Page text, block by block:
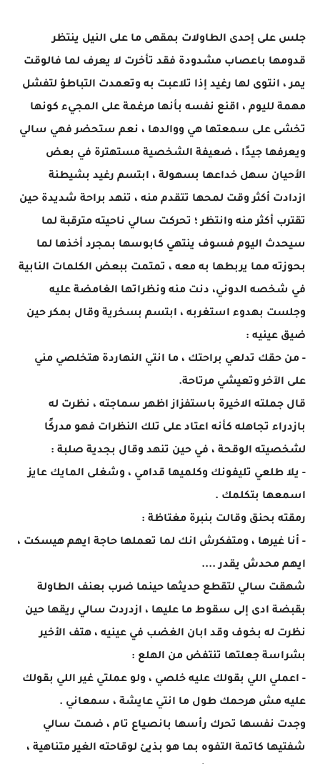
جلس على إحدى الطاولات بمقهى ما على النيل ينتظر
قدومها باعصاب مشدودة فقد تأخرت لا يعرف لما فالوقت
يمر ، انتوى لها رغيد إذا تلاعبت به وتعمدت التباطؤ لتفشل
مهمة لليوم ، اقنع نفسه بأنها مرغمة على المجيء كونها
تخشى على سمعتها هي ووالدها ، نعم ستحضر فهي سالي
ويعرفها جيدًا ، ضعيفة الشخصية مستهترة في بعض
الأحيان سهل خداعها بسهولة ، ابتسم رغيد بشيطنة
ازدادت أكثر وقت لمحها تتقدم منه ، تنهد براحة شديدة حين
تقترب أكثر منه وانتظر ؛ تحركت سالي ناحيته مترقبة لما
سيحدث اليوم فسوف ينتهي كابوسها بمجرد أخذها لما
بحوزته مما يربطها به معه ، تمتمت ببعض الكلمات النابية
في شخصه الدوني، دنت منه ونظراتها الغامضة عليه
وجلست بهدوء استغربه ، ابتسم بسخرية وقال بمكر حين
ضيق عينيه :
- من حقك تدلعي براحتك ، ما انتي النهاردة هتخلصي مني
على الآخر وتعيشي مرتاحة.
قال جملته الاخيرة باستفزاز اظهر سماجته ، نظرت له
بازدراء تجاهله كأنه اعتاد على تلك النظرات فهو مدركًا
لشخصيته الوقحة ، في حين تنهد وقال بجدية صلبة :
- يلا طلعي تليفونك وكلميها قدامي ، وشغلى المايك عايز
اسمعها بتكلمك .
رمقته بحنق وقالت بنبرة مغتاظة :
- أنا غيرها ، ومتفكرش انك لما تعملها حاجة ايهم هيسكت ،
ايهم محدش يقدر ....
شهقت سالي لتقطع حديثها حينما ضرب بعنف الطاولة
بقبضة ادى إلى سقوط ما عليها ، ازدردت سالي ريقها حين
نظرت له بخوف وقد ابان الغضب في عينيه ، هتف الأخير
بشراسة جعلتها تنتفض من الهلع :
- اعملي اللي بقولك عليه خلصي ، ولو عملتي غير اللي بقولك
عليه مش هرحمك طول ما انتي عايشة ، سمعاني .
وجدت نفسها تحرك رأسها بانصياع تام ، ضمت سالي
شفتيها كاتمة التفوه بما هو بذيئ لوقاحته الغير متناهية ،